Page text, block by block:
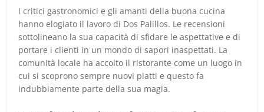
I critici gastronomici e gli amanti della buona cucina
hanno elogiato il lavoro di Dos Palillos. Le recensioni
sottolineano la sua capacità di sfidare le aspettative e di
portare i clienti in un mondo di sapori inaspettati. La
comunità locale ha accolto il ristorante come un luogo in
cui si scoprono sempre nuovi piatti e questo fa
indubbiamente parte della sua magia.